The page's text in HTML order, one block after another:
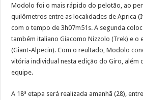
Modolo foi o mais rápido do pelotão, ao
quilômetros entre as localidades de Aprica
com o tempo de 3h07m51s. A segunda
também italiano Giacomo Nizzolo (Trek) e o
(Giant-Alpecin). Com o reultado, Modolo
vitória individual nesta edição do Giro, além
equipe.
A 18ª etapa será realizada amanhã (28),